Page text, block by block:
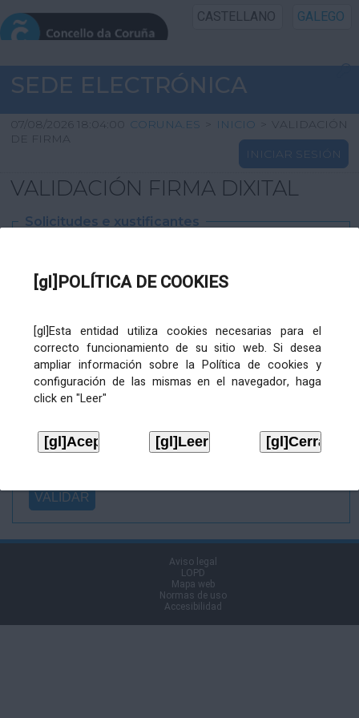
[gl]POLÍTICA DE COOKIES
[gl]Esta entidad utiliza cookies necesarias para el
correcto funcionamiento de su sitio web. Si desea
ampliar información sobre la Política de cookies y
configuración de las mismas en el navegador, haga
click en "Leer"
CASTELLANO GALEGO
INICIO SEDE
INICIO
INFORMACIÓN PÚBLICA
SEDE ELECTRÓNICA
07/08/2026 18:04:00 CORUNA.ES > INICIO >
VALIDACIÓN
DE FIRMA
INICIAR SESIÓN
VALIDACIÓN FIRMA DIXITAL
Solicitudes e xustificantes
XML
Ficheiros varios
Ficheiro
asinado:
firma (.p7s):
Aviso legal
LOPD
Mapa web
Normas de uso
Accesibilidad